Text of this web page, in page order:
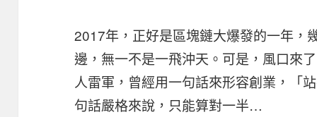
2017年，正好是區塊鏈大爆發的一年，
邊，無一不是一飛沖天。可是，風口來
人雷軍，曾經用一句話來形容創業，「
句話嚴格來說，只能算對一半…